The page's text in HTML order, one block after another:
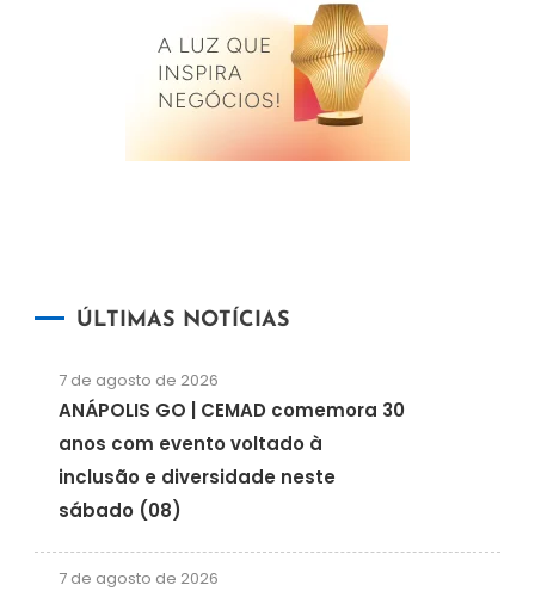
ÚLTIMAS NOTÍCIAS
7 de agosto de 2026
ANÁPOLIS GO | CEMAD comemora 30
anos com evento voltado à
inclusão e diversidade neste
sábado (08)
7 de agosto de 2026